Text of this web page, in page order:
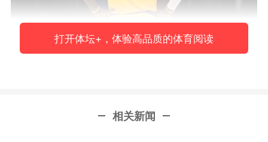
已经在行动了，从德雷蒙德·格林拒绝执行球员选
打开体坛+，体验高品质的体育阅读
相关新闻